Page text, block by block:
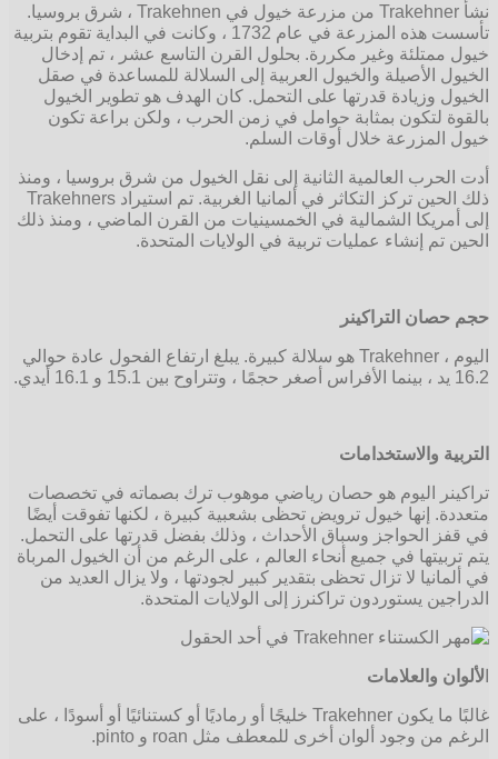
نشأ Trakehner من مزرعة خيول في Trakehnen ، شرق بروسيا.
تأسست هذه المزرعة في عام 1732 ، وكانت في البداية تقوم بتربية
خيول ممتلئة وغير مكررة. بحلول القرن التاسع عشر ، تم إدخال
الخيول الأصيلة والخيول العربية إلى السلالة للمساعدة في صقل
الخيول وزيادة قدرتها على التحمل. كان الهدف هو تطوير الخيول
بالقوة لتكون بمثابة حوامل في زمن الحرب ، ولكن براعة تكون
خيول المزرعة خلال أوقات السلم.
أدت الحرب العالمية الثانية إلى نقل الخيول من شرق بروسيا ، ومنذ
ذلك الحين تركز التكاثر في ألمانيا الغربية. تم استيراد Trakehners
إلى أمريكا الشمالية في الخمسينيات من القرن الماضي ، ومنذ ذلك
الحين تم إنشاء عمليات تربية في الولايات المتحدة.
حجم حصان التراكينر
اليوم ، Trakehner هو سلالة كبيرة. يبلغ ارتفاع الفحول عادة حوالي
16.2 يد ، بينما الأفراس أصغر حجمًا ، وتتراوح بين 15.1 و 16.1 أيدي.
التربية والاستخدامات
تراكينر اليوم هو حصان رياضي موهوب ترك بصماته في تخصصات
متعددة. إنها خيول ترويض تحظى بشعبية كبيرة ، لكنها تفوقت أيضًا
في قفز الحواجز وسباق الأحداث ، وذلك بفضل قدرتها على التحمل.
يتم تربيتها في جميع أنحاء العالم ، على الرغم من أن الخيول المرباة
في ألمانيا لا تزال تحظى بتقدير كبير لجودتها ، ولا يزال العديد من
الدراجين يستوردون تراكنرز إلى الولايات المتحدة.
لألوان والعلامات
غالبًا ما يكون Trakehner خليجًا أو رماديًا أو كستنائيًا أو أسودًا ، على
الرغم من وجود ألوان أخرى للمعطف مثل roan و pinto.